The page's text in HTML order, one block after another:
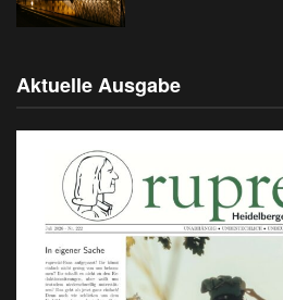
Aktuelle Ausgabe